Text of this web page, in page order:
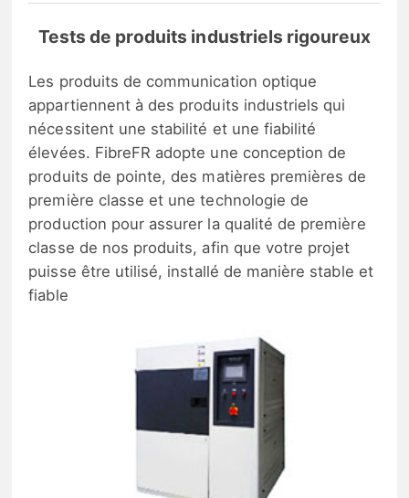
Tests de produits industriels rigoureux
Les produits de communication optique
appartiennent à des produits industriels qui
nécessitent une stabilité et une fiabilité
élevées. FibreFR adopte une conception de
produits de pointe, des matières premières de
première classe et une technologie de
production pour assurer la qualité de première
classe de nos produits, afin que votre projet
puisse être utilisé, installé de manière stable et
fiable